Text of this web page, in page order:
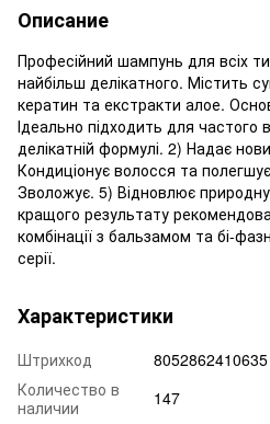
Описание
Професійний шампунь для всіх
найбільш делікатного. Містить
кератин та екстракти алое.
Ідеально підходить для частого
делікатній формулі. 2) Надає
Кондиціонує волосся та
Зволожує. 5) Відновлює
кращого результату
комбінації з бальзамом та бі-
серії.
Характеристики
Штрихкод
8052862410635
Количество в
наличии
147